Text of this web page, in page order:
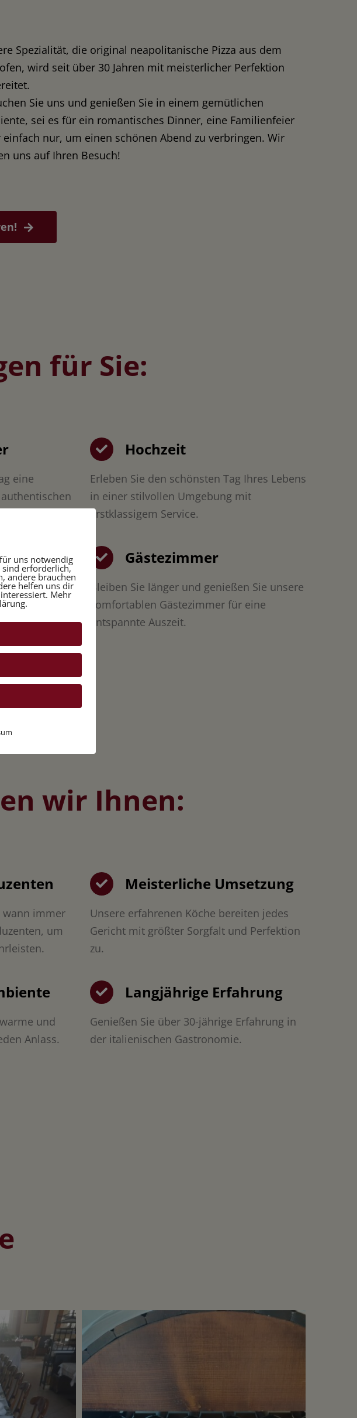
Spezialität, die original neapolitanische Pizza aus dem
wird seit über 30 Jahren mit meisterlicher Perfektion
Sie uns und genießen Sie in einem gemütlichen
sei es für ein romantisches Dinner, eine Familienfeier
einfach nur, um einen schönen Abend zu verbringen. Wir
uns auf Ihren Besuch!
für Sie:
eine
Hochzeit
Erleben Sie den schönsten Tag Ihres Lebens
in einer stilvollen Umgebung mit
erstklassigem Service.
Gästezimmer
Bleiben Sie länger und genießen Sie unsere
komfortablen Gästezimmer für eine
entspannte Auszeit.
wir Ihnen:
wann immer
um
Meisterliche Umsetzung
Unsere erfahrenen Köche bereiten jedes
Gericht mit größter Sorgfalt und Perfektion
zu.
und
Anlass.
Langjährige Erfahrung
Genießen Sie über 30-jährige Erfahrung in
der italienischen Gastronomie.
uns notwendig
sind erforderlich,
andere brauchen
helfen uns dir
Mehr